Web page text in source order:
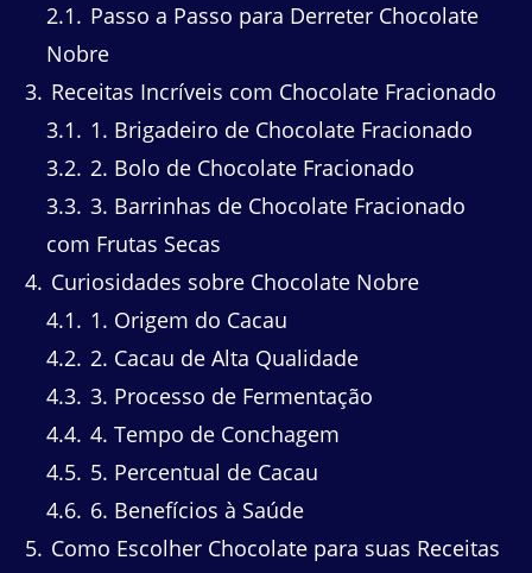
2.1
Passo a Passo para Derreter Chocolate
Nobre
3 Receitas Incríveis com Chocolate Fracionado
3.1
1. Brigadeiro de Chocolate Fracionado
3.2 2. Bolo de Chocolate Fracionado
3.3 3. Barrinhas de Chocolate Fracionado
com Frutas Secas
4 Curiosidades sobre Chocolate Nobre
4.1
1. Origem do Cacau
4.2 2. Cacau de Alta Qualidade
4.3 3. Processo de Fermentação
4.4 4. Tempo de Conchagem
4.5 5. Percentual de Cacau
4.6 6. Benefícios à Saúde
5 Como Escolher Chocolate para suas Receitas